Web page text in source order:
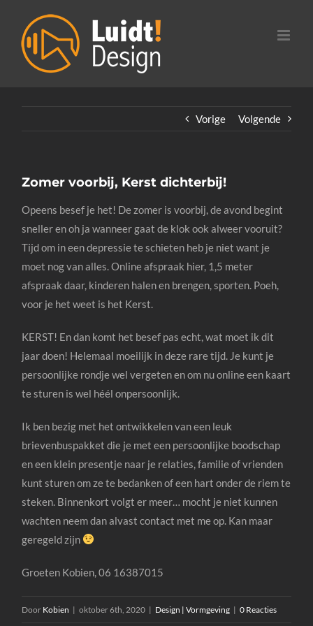
inhoud
Vorige Volgende
Zomer voorbij, Kerst dichterbij!
Opeens besef je het! De zomer is voorbij, de avond begint
sneller en oh ja wanneer gaat de klok ook alweer vooruit?
Tijd om in een depressie te schieten heb je niet want je
moet nog van alles. Online afspraak hier, 1,5 meter
afspraak daar, kinderen halen en brengen, sporten. Poeh,
voor je het weet is het Kerst.
KERST! En dan komt het besef pas echt, wat moet ik dit
jaar doen! Helemaal moeilijk in deze rare tijd. Je kunt je
persoonlijke rondje wel vergeten en om nu online een kaart
te sturen is wel héél onpersoonlijk.
Ik ben bezig met het ontwikkelen van een leuk
brievenbuspakket die je met een persoonlijke boodschap
en een klein presentje naar je relaties, familie of vrienden
kunt sturen om ze te bedanken of een hart onder de riem te
steken. Binnenkort volgt er meer… mocht je niet kunnen
wachten neem dan alvast contact met me op. Kan maar
geregeld zijn
Groeten Kobien, 06 16387015
Door Kobien | oktober 6th, 2020 | Design | Vormgeving | 0 Reacties